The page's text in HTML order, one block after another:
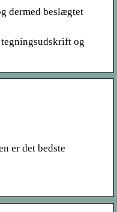
dermed beslægtet
og
er det bedste